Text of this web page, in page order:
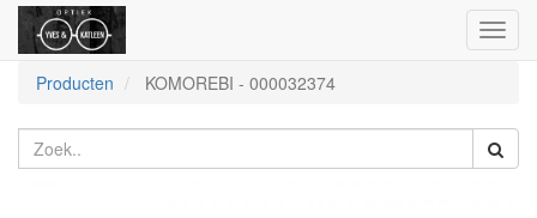
Producten
KOMOREBI - 000032374